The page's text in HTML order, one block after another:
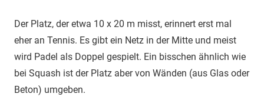
Der Platz, der etwa 10 x 20 m misst, erinnert erst mal
eher an Tennis. Es gibt ein Netz in der Mitte und meist
wird Padel als Doppel gespielt. Ein bisschen ähnlich wie
bei Squash ist der Platz aber von Wänden (aus Glas oder
Beton) umgeben.